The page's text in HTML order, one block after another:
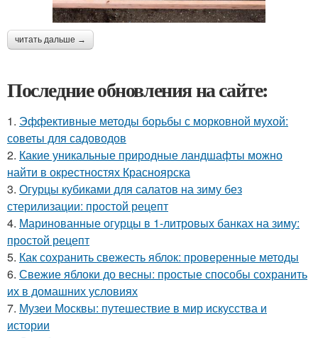
читать дальше →
Последние обновления на сайте:
1. Эффективные методы борьбы с морковной мухой:
советы для садоводов
2. Какие уникальные природные ландшафты можно
найти в окрестностях Красноярска
3. Огурцы кубиками для салатов на зиму без
стерилизации: простой рецепт
4. Маринованные огурцы в 1-литровых банках на зиму:
простой рецепт
5. Как сохранить свежесть яблок: проверенные методы
6. Свежие яблоки до весны: простые способы сохранить
их в домашних условиях
7. Музеи Москвы: путешествие в мир искусства и
истории